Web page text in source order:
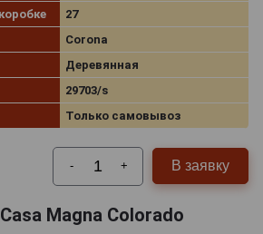
27
Corona
Деревянная
29703/s
Только самовывоз
- + В заявку
Magna Colorado